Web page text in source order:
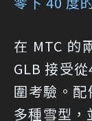
在 MTC 的
GLB 接受
圍考驗。
多種雪型，